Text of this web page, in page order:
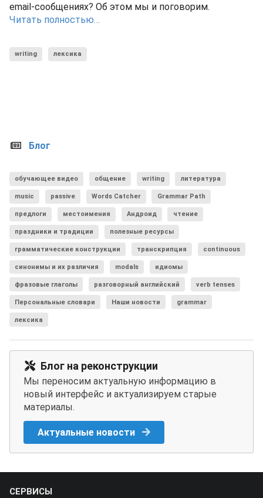
email-сообщениях? Об этом мы и поговорим.
Читать полностью…
writing лексика
Блог
обучающее видео общение writing литература
music passive Words Catcher Grammar Path
предлоги местоимения Андроид чтение
праздники и традиции полезные ресурсы
грамматические конструкции транскрипция continuous
синонимы и их различия modals идиомы
фразовые глаголы разговорный английский verb tenses
Персональные словари Наши новости grammar
лексика
Блог на реконструкции
Мы переносим актуальную информацию в
новый интерфейс и актуализируем старые
материалы.
Актуальные новости
СЕРВИСЫ